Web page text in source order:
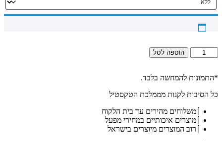
כמות
של
-
מזמור
מעוצבת
וצבעונית
הוספה לסל
*התמונות להמחשה בלבד.
כל הסיבות לקנות מממלכת הטקסטיל
משלוחים מהירים עד בית הלקוח
מוצרים איכותיים במחירי מפעל
רוב המוצרים מיוצרים בישראל